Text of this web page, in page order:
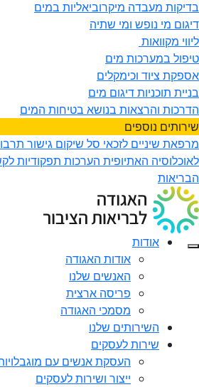
בדיקות מעבדה מיקרוביאליות במים
דיגום מי נופש ומי שתיה
ליווי מקוואות
טיפול במערכות מים
אספקת ציוד וכימקלים
בניית תוכניות דיגום מים
הדרכות והרצאות בנושא בטיחות המים
שירותים נוספים
מרפאת שיניים לזכאי סל שיקום גישור
לאוכלוסיה האתיופית הערכות תפקודיות
הבריאות
אודות
אודות האגודה
האנשים שלנו
פריסה ארצית
מסמכי האגודה
השירותים שלנו
שירות לעסקים
העסקת אנשים עם
ייצור ושירות לעסקים